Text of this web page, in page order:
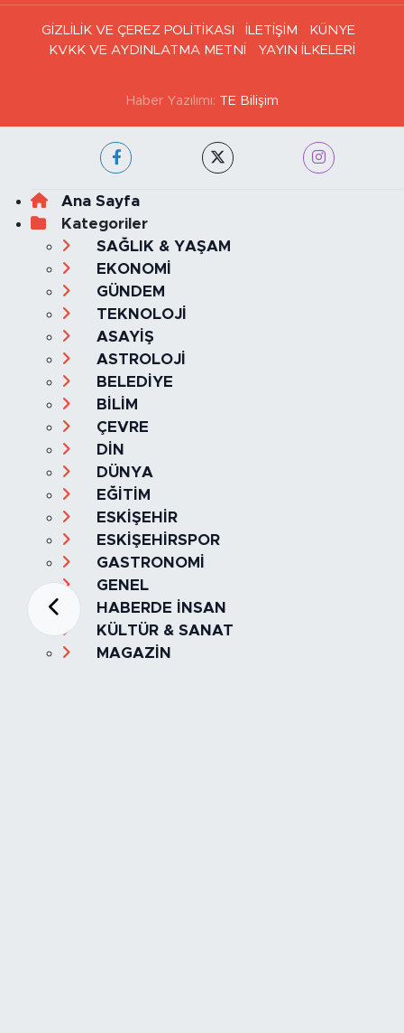
GİZLİLİK VE ÇEREZ POLİTİKASI İLETİŞİM
KÜNYE
KVKK VE AYDINLATMA METNİ
YAYIN İLKELERİ
Haber Yazılımı: TE Bilişim
Ana Sayfa
Kategoriler
SAĞLIK & YAŞAM
EKONOMİ
GÜNDEM
TEKNOLOJİ
ASAYİŞ
ASTROLOJİ
BELEDİYE
BİLİM
ÇEVRE
DİN
DÜNYA
EĞİTİM
ESKİŞEHİR
ESKİŞEHİRSPOR
GASTRONOMİ
GENEL
HABERDE İNSAN
KÜLTÜR & SANAT
MAGAZİN